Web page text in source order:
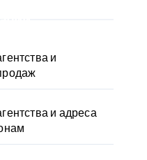
и
и адреса